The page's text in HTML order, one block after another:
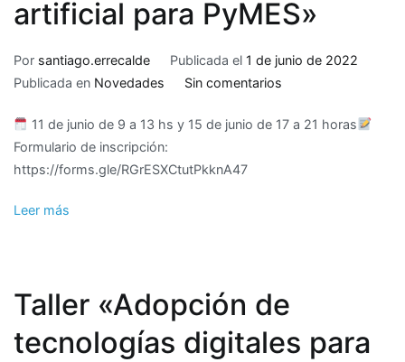
artificial para PyMES»
Por santiago.errecalde Publicada el 1 de junio de 2022
Publicada en Novedades Sin comentariosen
«Internet
artificial
PyMES»
11 de junio de 9 a 13 hs y 15 de junio de 17 a 21 horas
Formulario de inscripción:
https://forms.gle/RGrESXCtutPkknA47
Leer más
Taller «Adopción de
tecnologías digitales para